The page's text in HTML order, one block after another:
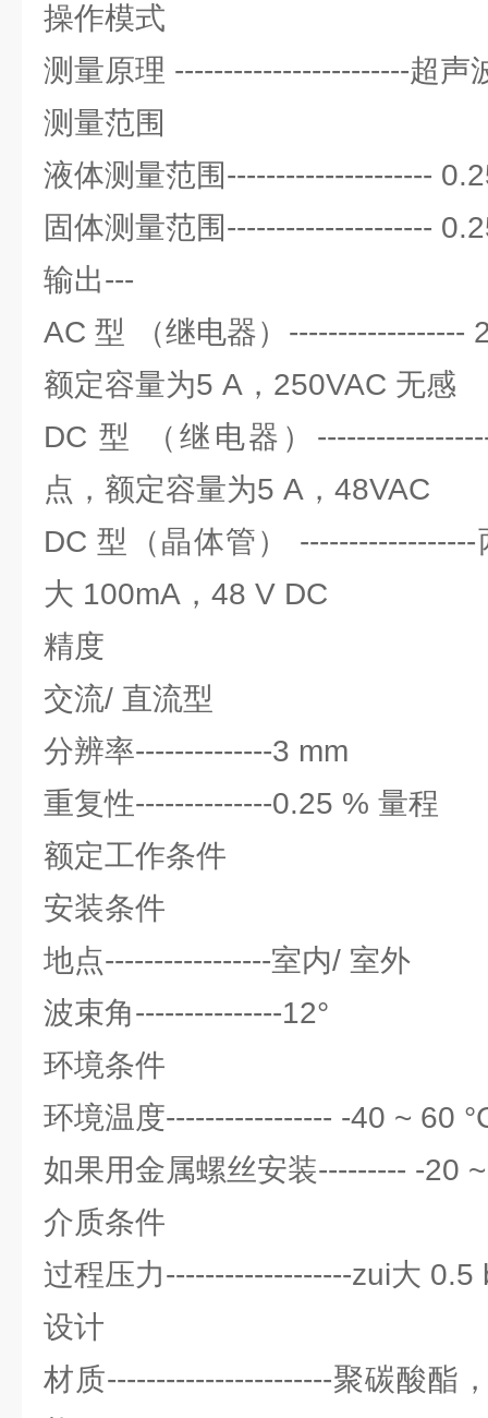
操作模式
测量原理 ------------------------超
测量范围
液体测量范围---------------------
固体测量范围---------------------
输出---
AC 型 （继电器）------------------
额定容量为5 A，250VAC 无感
DC 型 （继电器）
点，额定容量为5 A，48VAC
DC 型（晶体管）
大 100mA，48 V DC
精度
交流/ 直流型
分辨率--------------3 mm
重复性--------------0.25 % 量程
额定工作条件
安装条件
地点-----------------室内/ 室外
波束角---------------12°
环境条件
环境温度----------------- -40 ~ 60
如果用金属螺丝安装--------- -20
介质条件
过程压力-------------------zui大 0.5
设计
材质-----------------------聚碳酸酯